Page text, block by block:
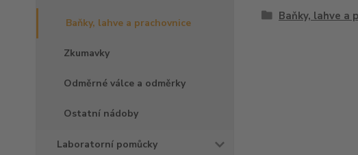
Baňky, lahve a prachovnice
Zkumavky
Odměrné válce a odměrky
Ostatní nádoby
Laboratorní pomůcky
Baňky, lahve a